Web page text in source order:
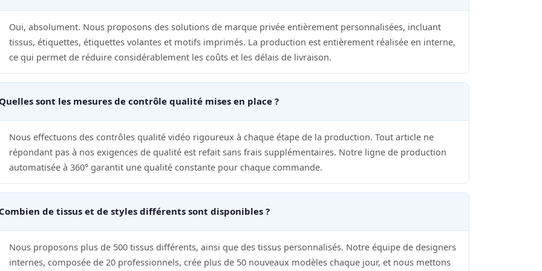
Oui, absolument. Nous proposons des solutions de marque privée entièrement personnalisées, incluant
tissus, étiquettes, étiquettes volantes et motifs imprimés. La production est entièrement réalisée en interne,
ce qui permet de réduire considérablement les coûts et les délais de livraison.
sont les mesures de contrôle qualité mises en place ?
Nous effectuons des contrôles qualité vidéo rigoureux à chaque étape de la production. Tout article ne
répondant pas à nos exigences de qualité est refait sans frais supplémentaires. Notre ligne de production
automatisée à 360° garantit une qualité constante pour chaque commande.
de tissus et de styles différents sont disponibles ?
Nous proposons plus de 500 tissus différents, ainsi que des tissus personnalisés. Notre équipe de designers
internes, composée de 20 professionnels, crée plus de 50 nouveaux modèles chaque jour, et nous mettons